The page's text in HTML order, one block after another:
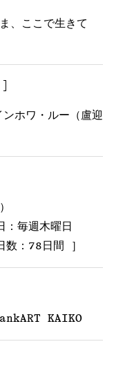
、ここで生きて
ホワ・ルー（盧迎
毎週木曜日
：78日間 ］
KAIKO